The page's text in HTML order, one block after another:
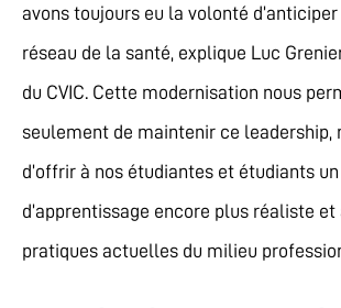
avons toujours eu la volonté
réseau de la santé, explique Luc
du CVIC. Cette modernisation nous
seulement de maintenir ce leadership,
d’offrir à nos étudiantes et étudiants
d’apprentissage encore plus réaliste
pratiques actuelles du milieu